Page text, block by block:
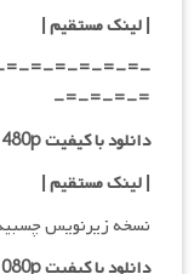
| لینک مستقیم |
=-=-=-=-=-
=-=-=-=-
دانلود با کیفیت BluRay 480p
| لینک مستقیم |
نسخه زیرنویس